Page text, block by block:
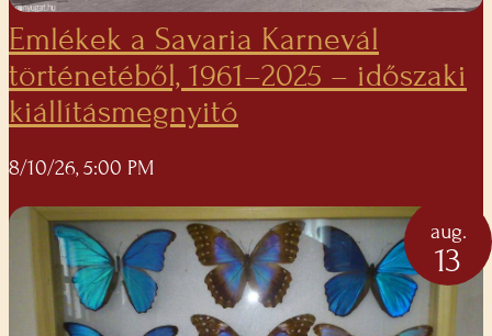
Emlékek a Savaria Karnevál
történetéből, 1961–2025 – időszaki
kiállításmegnyitó
8/10/26, 5:00 PM
aug.
13